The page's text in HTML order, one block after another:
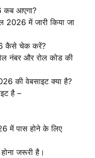
कब आएगा?
2026 में जारी किया जा
कैसे चेक करें?
नंबर और रोल कोड की
की वेबसाइट क्या है?
है –
में पास होने के लिए
जरूरी है।